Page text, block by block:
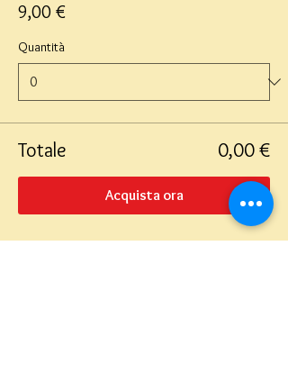
9,00 €
Quantità
Totale 0,00 €
Acquista ora